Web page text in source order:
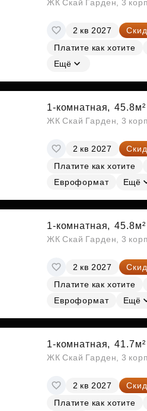
ЖК Скай Гарден, 3
2 кв 2027
Платите как хотите
Ещё
1-комнатная, 45.8м²
ЖК Скай Гарден, 3
2 кв 2027
Платите как хотите
Евроформат
Ещё
1-комнатная, 45.8м²
ЖК Скай Гарден, 3
2 кв 2027
Платите как хотите
Евроформат
Ещё
1-комнатная, 41.7м²
ЖК Скай Гарден, 3
2 кв 2027
Платите как хотите